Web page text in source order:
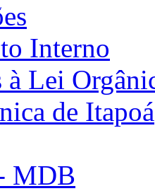
Interno
à Lei
de Itapoá
MDB